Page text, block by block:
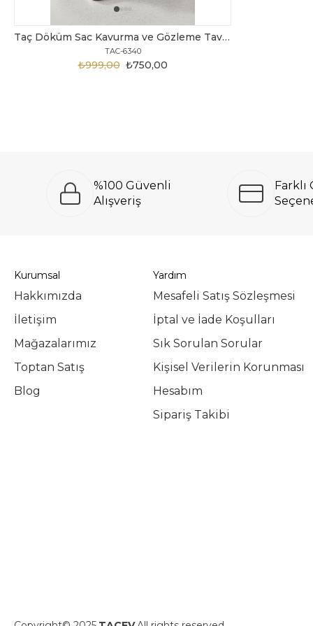
Taç Döküm Sac Kavurma ve Gözleme Tavası, Yanmaz Yapışmaz - Çok Amaçlı Kavurma Sacı 34 Cm
TAC-6340
₺750,00
₺999,00
%100 Güvenli
Alışveriş
Farklı
Kurumsal
Hakkımızda
İletişim
Mağazalarımız
Toptan Satış
Blog
Yardım
Mesafeli Satış Sözleşmesi
İptal ve İade Koşulları
Sık Sorulan Sorular
Kişisel Verilerin Korunması
Hesabım
Sipariş Takibi